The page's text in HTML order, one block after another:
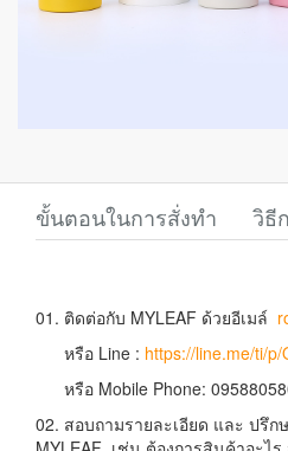
ขั้นตอนในการสั่งทำ วิธี
01. ติดต่อกับ MYLEAF ด้วยอีเมล์
หรือ Line : https://line.me/ti/p/
หรือ Mobile Phone:
02. สอบถามรายละเอียด และ ปรึ